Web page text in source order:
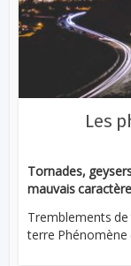
Les
Tornades,
mauvais
Tremblements de
terre Phénomène